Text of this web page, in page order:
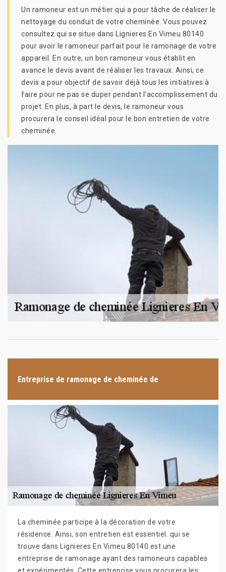
Un ramoneur est un métier qui a pour tâche de réaliser le
nettoyage du conduit de votre cheminée. Vous pouvez
consultez qui se situe dans Lignieres En Vimeu 80140
pour avoir le ramoneur parfait pour le ramonage de votre
appareil. En outre, un bon ramoneur vous établit en
avance le devis avant de réaliser les travaux. Ainsi, ce
devis a pour objectif de savoir déjà tous les initiatives à
faire pour ne pas se duper pendant l’accomplissement du
projet. En plus, à part le devis, le ramoneur vous
procurera le conseil idéal pour le bon entretien de votre
cheminée.
Entreprise de ramonage de cheminée de
La cheminée participe à la décoration de votre
résidence. Ainsi, son entretien est essentiel. qui se
trouve dans Lignieres En Vimeu 80140 est une
entreprise de ramonage ayant des ramoneurs capables